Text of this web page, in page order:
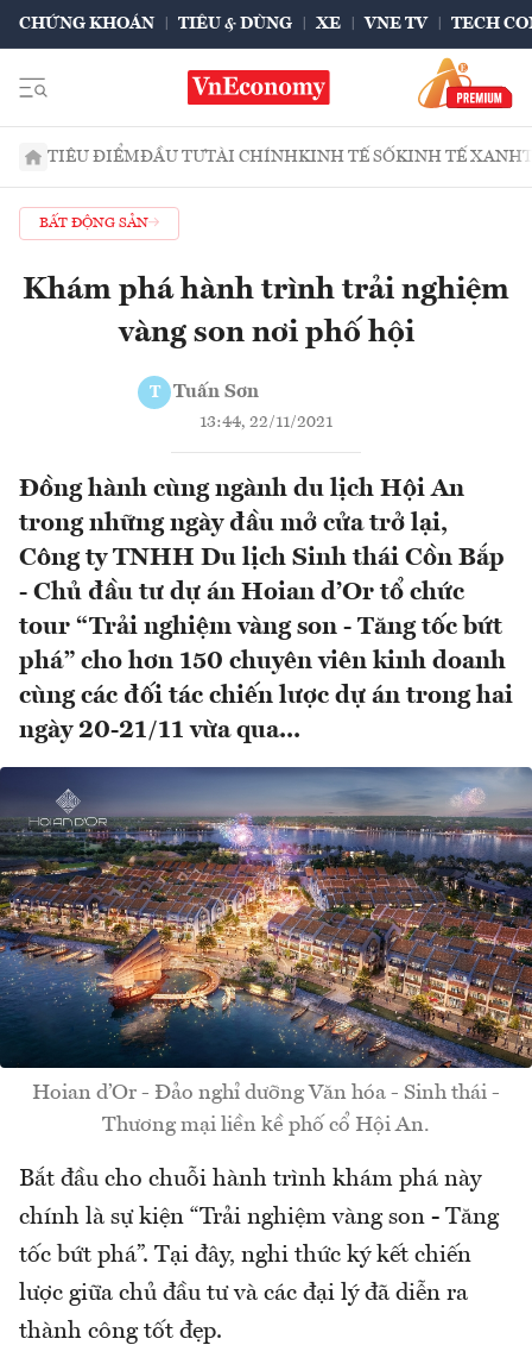
CHỨNG KHOÁN TIÊU & DÙNG XE VNE TV TECH
TIÊU ĐIỂMĐẦU TƯTÀI CHÍNHKINH TẾ SỐKINH TẾ XANH
BẤT ĐỘNG SẢN
Khám phá hành trình trải nghiệm
vàng son nơi phố hội
T Tuấn Sơn
13:44, 22/11/2021
Đồng hành cùng ngành du lịch Hội An
trong những ngày đầu mở cửa trở lại,
Công ty TNHH Du lịch Sinh thái Cồn Bắp
- Chủ đầu tư dự án Hoian d’Or tổ chức
tour “Trải nghiệm vàng son - Tăng tốc bứt
phá” cho hơn 150 chuyên viên kinh doanh
cùng các đối tác chiến lược dự án trong hai
ngày 20-21/11 vừa qua...
Hoian d’Or - Đảo nghỉ dưỡng Văn hóa - Sinh thái -
Thương mại liền kề phố cổ Hội An.
Bắt đầu cho chuỗi hành trình khám phá này
chính là sự kiện “Trải nghiệm vàng son - Tăng
tốc bứt phá”. Tại đây, nghi thức ký kết chiến
lược giữa chủ đầu tư và các đại lý đã diễn ra
thành công tốt đẹp.